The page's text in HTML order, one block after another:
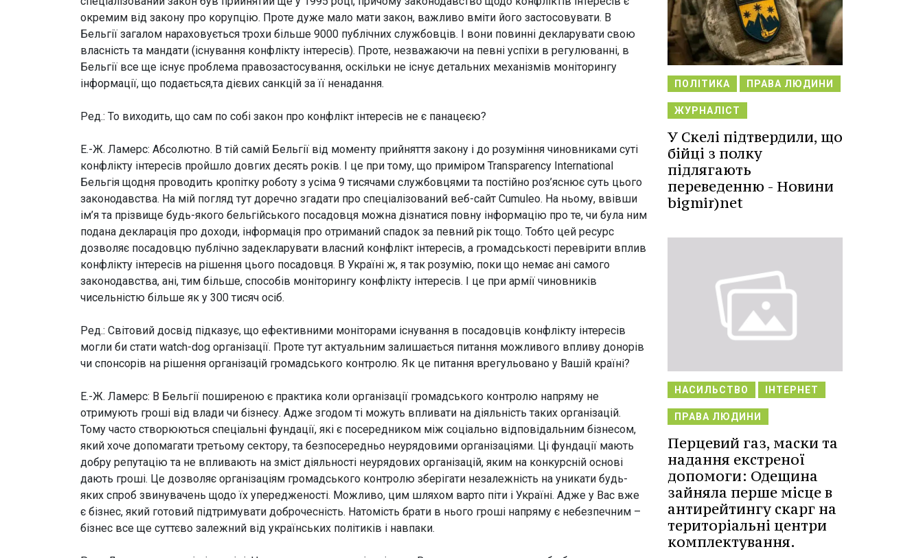
окремим від закону про корупцію. Проте дуже мало мати закон, важливо вміти його застосовувати. В
Бельгії загалом нараховується трохи більше 9000 публічних службовців. І вони повинні декларувати свою
власність та мандати (існування конфлікту інтересів). Проте, незважаючи на певні успіхи в регулюванні, в
Бельгії все ще існує проблема правозастосування, оскільки не існує детальних механізмів моніторингу
інформації, що подається,та дієвих санкцій за її ненадання.
Ред.: То виходить, що сам по собі закон про конфлікт інтересів не є панацеєю?
Е.-Ж. Ламерс: Абсолютно. В тій самій Бельгії від моменту прийняття закону і до розуміння чиновниками суті
конфлікту інтересів пройшло довгих десять років. І це при тому, що приміром Transparency International
Бельгія щодня проводить кропітку роботу з усіма 9 тисячами службовцями та постійно роз’яснює суть цього
законодавства. На мій погляд тут доречно згадати про спеціалізований веб-сайт Cumuleo. На ньому, ввівши
ім’я та прізвище будь-якого бельгійського посадовця можна дізнатися повну інформацію про те, чи була ним
подана декларація про доходи, інформація про отриманий спадок за певний рік тощо. Тобто цей ресурс
дозволяє посадовцю публічно задекларувати власний конфлікт інтересів, а громадськості перевірити вплив
конфлікту інтересів на рішення цього посадовця. В Україні ж, я так розумію, поки що немає ані самого
законодавства, ані, тим більше, способів моніторингу конфлікту інтересів. І це при армії чиновників
чисельністю більше як у 300 тисяч осіб.
Ред.: Світовий досвід підказує, що ефективними моніторами існування в посадовців конфлікту інтересів
могли би стати watch-dog організації. Проте тут актуальним залишається питання можливого впливу донорів
чи спонсорів на рішення організацій громадського контролю. Як це питання врегульовано у Вашій країні?
Е.-Ж. Ламерс: В Бельгії поширеною є практика коли організації громадського контролю напряму не
отримують гроші від влади чи бізнесу. Адже згодом ті можуть впливати на діяльність таких організацій.
Тому часто створюються спеціальні фундації, які є посередником між соціально відповідальним бізнесом,
який хоче допомагати третьому сектору, та безпосередньо неурядовими організаціями. Ці фундації мають
добру репутацію та не впливають на зміст діяльності неурядових організацій, яким на конкурсній основі
дають гроші. Це дозволяє організаціям громадського контролю зберігати незалежність на уникати будь-
яких спроб звинувачень щодо їх упередженості. Можливо, цим шляхом варто піти і Україні. Адже у Вас вже
є бізнес, який готовий підтримувати доброчесність. Натомість брати в нього гроші напряму є небезпечним –
бізнес все ще суттєво залежний від українських політиків і навпаки.
ПОЛІТИКА ПРАВА ЛЮДИНИ
ЖУРНАЛІСТ
У Скелі підтвердили, що
бійці з полку
підлягають
переведенню - Новини
bigmir)net
НАСИЛЬСТВО ІНТЕРНЕТ
ПРАВА ЛЮДИНИ
Перцевий газ, маски та
надання екстреної
допомоги: Одещина
зайняла перше місце в
антирейтингу скарг на
територіальні центри
комплектування.